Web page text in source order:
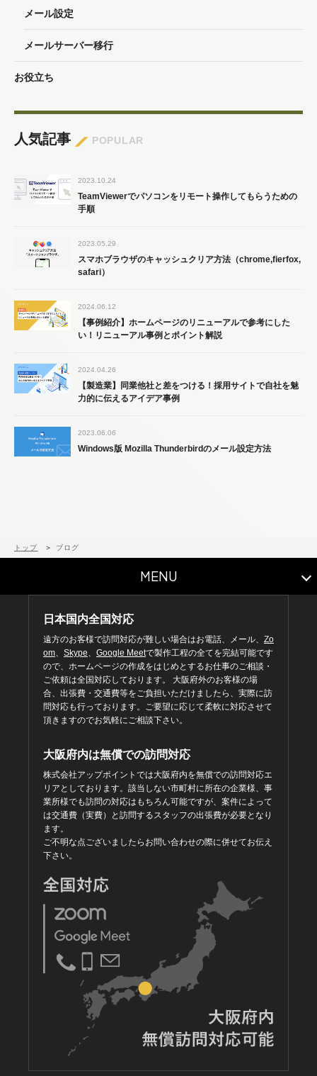
メール設定
メールサーバー移行
お役立ち
人気記事 POPULAR
2023.10.24
TeamViewerでパソコンをリモート操作してもらうための
手順
2023.05.29
スマホブラウザのキャッシュクリア方法（chrome,fierfox,
safari）
2024.06.12
【事例紹介】ホームページのリニューアルで参考にした
い！リニューアル事例とポイント解説
2024.04.26
【製造業】同業他社と差をつける！採用サイトで自社を魅
力的に伝えるアイデア事例
2023.06.06
Windows版 Mozilla Thunderbirdのメール設定方法
トップ ブログ
MENU
日本国内全国対応
遠方のお客様で訪問対応が難しい場合はお電話、メール、 Zo
om、 Skype、 Google Meetで製作工程の全てを完結可能です
ので、ホームページの作成をはじめとするお仕事のご相談・
ご依頼は全国対応しております。 大阪府外のお客様の場
合、出張費・交通費等をご負担いただけましたら、実際に訪
問対応も行っております。ご要望に応じて柔軟に対応させて
頂きますのでお気軽にご相談下さい。
大阪府内は無償での訪問対応
株式会社アップポイントでは大阪府内を無償での訪問対応エ
リアとしております。該当しない市町村に所在の企業様、事
業所様でも訪問の対応はもちろん可能ですが、案件によって
は交通費（実費）と訪問するスタッフの出張費が必要となり
ます。
ご不明な点ございましたらお問い合わせの際に併せてお伝え
下さい。